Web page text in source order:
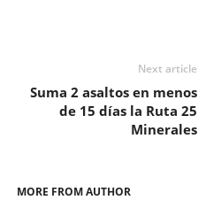
Next article
Suma 2 asaltos en menos
de 15 días la Ruta 25
Minerales
MORE FROM AUTHOR